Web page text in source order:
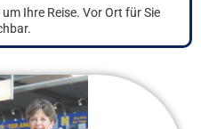
Ihre Reise. Vor Ort für Sie